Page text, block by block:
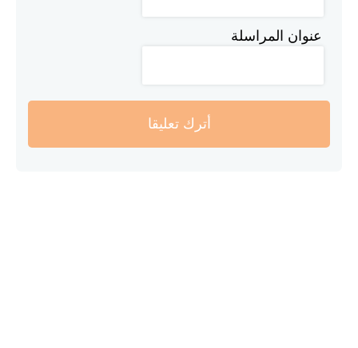
عنوان المراسلة
أترك تعليقا